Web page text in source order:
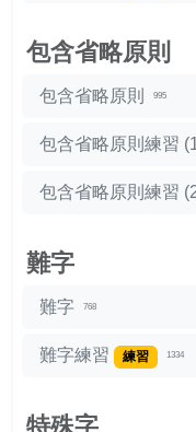
包含省略原則
包含省略原則 995
包含省略原則練習
包含省略原則練習
難字
難字 768
難字練習 練習 1334
特殊字